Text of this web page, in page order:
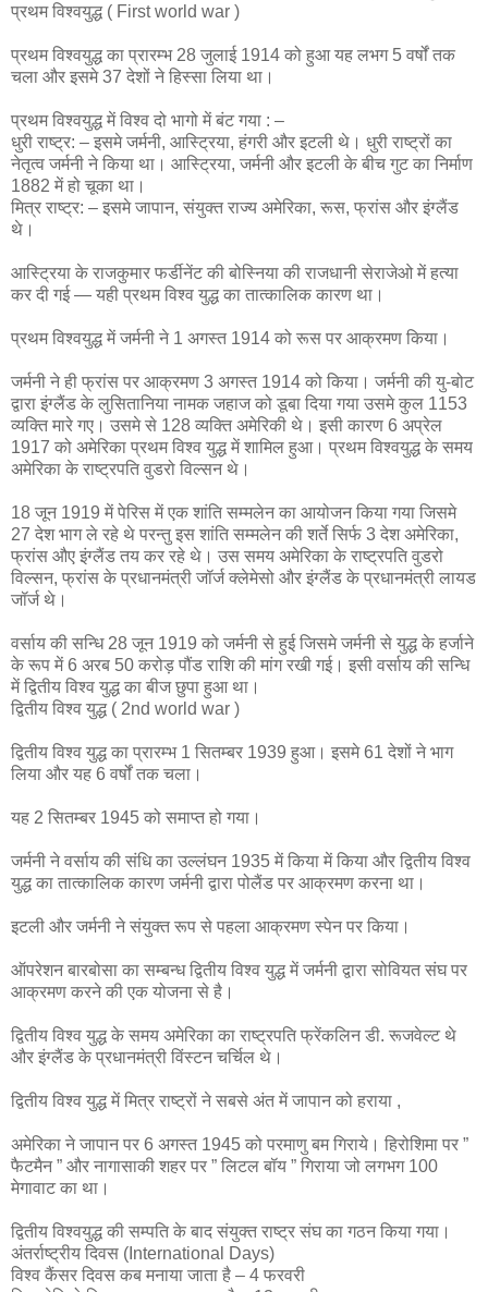
प्रथम विश्वयुद्ध ( First world war )
प्रथम विश्वयुद्ध का प्रारम्भ 28 जुलाई 1914 को हुआ यह लभग 5 वर्षों तक
चला और इसमे 37 देशों ने हिस्सा लिया था।
प्रथम विश्वयुद्ध में विश्व दो भागो में बंट गया : –
धुरी राष्ट्र: – इसमे जर्मनी, आस्ट्रिया, हंगरी और इटली थे। धुरी राष्ट्रों का
नेतृत्व जर्मनी ने किया था। आस्ट्रिया, जर्मनी और इटली के बीच गुट का निर्माण
1882 में हो चूका था।
मित्र राष्ट्र: – इसमे जापान, संयुक्त राज्य अमेरिका, रूस, फ्रांस और इंग्लैंड
थे।
आस्ट्रिया के राजकुमार फर्डीनेंट की बोस्निया की राजधानी सेराजेओ में हत्या
कर दी गई — यही प्रथम विश्व युद्ध का तात्कालिक कारण था।
प्रथम विश्वयुद्ध में जर्मनी ने 1 अगस्त 1914 को रूस पर आक्रमण किया।
जर्मनी ने ही फ्रांस पर आक्रमण 3 अगस्त 1914 को किया। जर्मनी की यु-बोट
द्वारा इंग्लैंड के लुसितानिया नामक जहाज को डूबा दिया गया उसमे कुल 1153
व्यक्ति मारे गए। उसमे से 128 व्यक्ति अमेरिकी थे। इसी कारण 6 अप्रेल
1917 को अमेरिका प्रथम विश्व युद्ध में शामिल हुआ। प्रथम विश्वयुद्ध के समय
अमेरिका के राष्ट्रपति वुडरो विल्सन थे।
18 जून 1919 में पेरिस में एक शांति सम्मलेन का आयोजन किया गया जिसमे
27 देश भाग ले रहे थे परन्तु इस शांति सम्मलेन की शर्ते सिर्फ 3 देश अमेरिका,
फ्रांस औए इंग्लैंड तय कर रहे थे। उस समय अमेरिका के राष्ट्रपति वुडरो
विल्सन, फ्रांस के प्रधानमंत्री जॉर्ज क्लेमेसो और इंग्लैंड के प्रधानमंत्री लायड
जॉर्ज थे।
वर्साय की सन्धि 28 जून 1919 को जर्मनी से हुई जिसमे जर्मनी से युद्ध के हर्जाने
के रूप में 6 अरब 50 करोड़ पौंड राशि की मांग रखी गई। इसी वर्साय की सन्धि
में द्वितीय विश्व युद्ध का बीज छुपा हुआ था।
द्वितीय विश्व युद्ध ( 2nd world war )
द्वितीय विश्व युद्ध का प्रारम्भ 1 सितम्बर 1939 हुआ। इसमे 61 देशों ने भाग
लिया और यह 6 वर्षों तक चला।
यह 2 सितम्बर 1945 को समाप्त हो गया।
जर्मनी ने वर्साय की संधि का उल्लंघन 1935 में किया में किया और द्वितीय विश्व
युद्ध का तात्कालिक कारण जर्मनी द्वारा पोलैंड पर आक्रमण करना था।
इटली और जर्मनी ने संयुक्त रूप से पहला आक्रमण स्पेन पर किया।
ऑपरेशन बारबोसा का सम्बन्ध द्वितीय विश्व युद्ध में जर्मनी द्वारा सोवियत संघ पर
आक्रमण करने की एक योजना से है।
द्वितीय विश्व युद्ध के समय अमेरिका का राष्ट्रपति फ्रेंकलिन डी. रूजवेल्ट थे
और इंग्लैंड के प्रधानमंत्री विंस्टन चर्चिल थे।
द्वितीय विश्व युद्ध में मित्र राष्ट्रों ने सबसे अंत में जापान को हराया ,
अमेरिका ने जापान पर 6 अगस्त 1945 को परमाणु बम गिराये। हिरोशिमा पर ”
फैटमैन ” और नागासाकी शहर पर ” लिटल बॉय ” गिराया जो लगभग 100
मेगावाट का था।
द्वितीय विश्वयुद्ध की सम्पति के बाद संयुक्त राष्ट्र संघ का गठन किया गया।
अंतर्राष्ट्रीय दिवस (International Days)
विश्व कैंसर दिवस कब मनाया जाता है – 4 फरवरी